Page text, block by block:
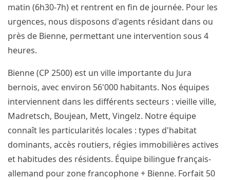
matin (6h30-7h) et rentrent en fin de journée. Pour les
urgences, nous disposons d'agents résidant dans ou
près de Bienne, permettant une intervention sous 4
heures.
Bienne (CP 2500) est un ville importante du Jura
bernois, avec environ 56'000 habitants. Nos équipes
interviennent dans les différents secteurs : vieille ville,
Madretsch, Boujean, Mett, Vingelz. Notre équipe
connaît les particularités locales : types d'habitat
dominants, accès routiers, régies immobilières actives
et habitudes des résidents. Équipe bilingue français-
allemand pour zone francophone + Bienne. Forfait 50